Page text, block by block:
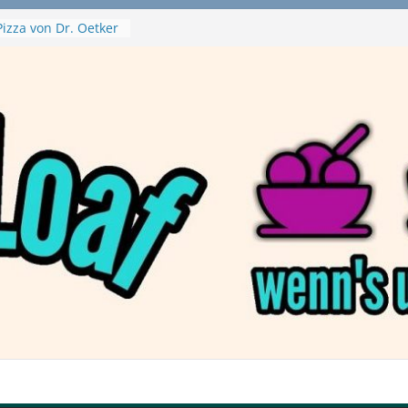
von Dr. Oetker
Nuggets und
wirklich vegan?
Haftbefehl /